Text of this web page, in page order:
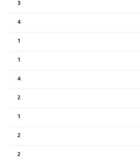
3
4
1
1
4
2
1
2
2